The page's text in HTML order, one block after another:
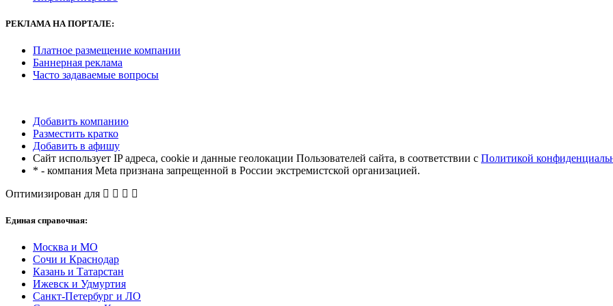
РЕКЛАМА НА ПОРТАЛЕ:
Платное размещение компании
Баннерная реклама
Часто задаваемые вопросы
Добавить компанию
Разместить кратко
Добавить в афишу
Сайт использует IP адреса, cookie и данные геолокации Пользователей сайта, в соответствии с Политикой
* - компания Meta признана запрещенной в России экстремистской организацией.
Оптимизирован для
Единая справочная:
Москва и МО
Сочи и Краснодар
Казань и Татарстан
Ижевск и Удмуртия
Санкт-Петербург и ЛО